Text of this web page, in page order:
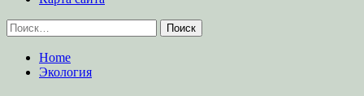
Найти:
Home
Экология